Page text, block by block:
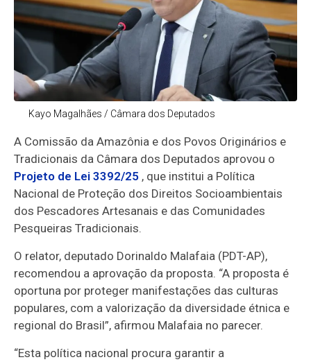
Kayo Magalhães / Câmara dos Deputados
A Comissão da Amazônia e dos Povos Originários e
Tradicionais da Câmara dos Deputados aprovou o
Projeto de Lei 3392/25 , que institui a Política
Nacional de Proteção dos Direitos Socioambientais
dos Pescadores Artesanais e das Comunidades
Pesqueiras Tradicionais.
O relator, deputado Dorinaldo Malafaia (PDT-AP),
recomendou a aprovação da proposta. “A proposta é
oportuna por proteger manifestações das culturas
populares, com a valorização da diversidade étnica e
regional do Brasil”, afirmou Malafaia no parecer.
“Esta política nacional procura garantir a